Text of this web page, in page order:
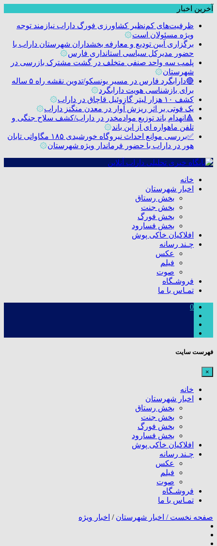
آخرین اخبار
ظرفیت‌های کم‌نظیر کشاورزی فورگ داراب نیازمند توجه
ویژه مسئولان است۞
برگزاری آیین تودیع و معارفه بخشداران شهرستان داراب با
حضور مدیرکل سیاسی استانداری فارس۞
پلمب سه واحد صنفی متخلف در گشت مشترک بازرسی در
شهرستان۞
🔴دارابگرد فارس در مسیر یونسکو/تدوین نقشه راه ۵ ساله
برای بازشناسی هویت دارابگرد۞
کشف ۱۰ هزار لیتر گازوئیل قاچاق در داراب
۞
یک فوتی بر اثر ریزش آوار در معدن منگنز داراب۞
🔺انهدام باند توزیع موادمخدر در داراب/کشف سلاح جنگی و
تلفن ماهواره ای از این باند۞
✅بررسی موانع احداث نیروگاه خورشیدی ۱۸۵ مگاواتی تابان
هور در داراب با حضور فرماندار ویژه شهرستان۞
خانه
اخبار شهرستان
بخش رستاق
بخش جنت
بخش فورگ
بخش فسارود
افلاکیان خاکی پوش
چـند رسانه
عکس
فیلم
صوت
فروشـگاه
تمـاس با ما
0
فهرست سایت
×
خانه
اخبار شهرستان
بخش رستاق
بخش جنت
بخش فورگ
بخش فسارود
افلاکیان خاکی پوش
چـند رسانه
عکس
فیلم
صوت
فروشـگاه
تمـاس با ما
صفحه نخست / اخبار شهرستان / اخبار ویژه